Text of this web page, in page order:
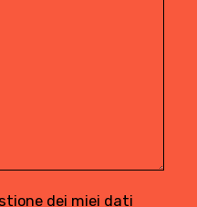
dei miei dati